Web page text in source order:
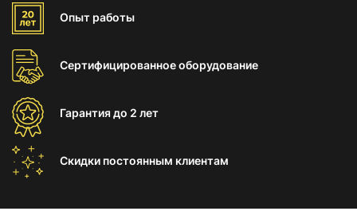
Опыт работы
Сертифицированноеоборудование
Гарантиядо 2 лет
Скидки постоянным клиентам